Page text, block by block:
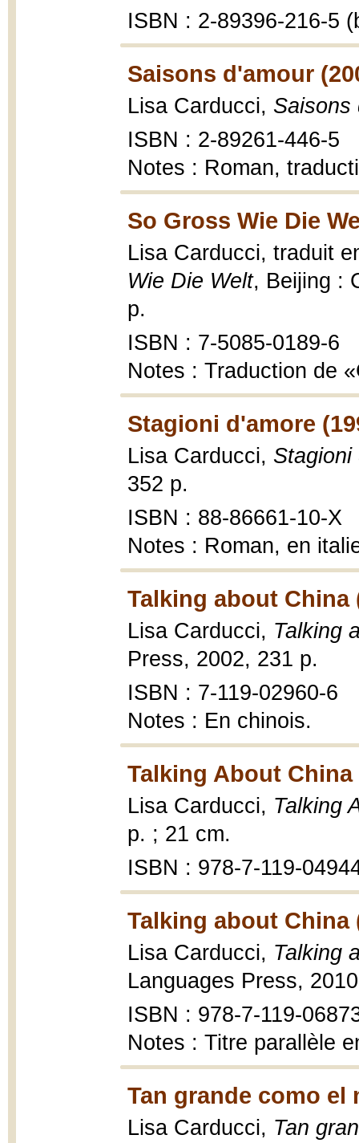
ISBN : 2-89396-216-5
Saisons d'amour
Lisa Carducci, Saisons
ISBN : 2-89261-446-5
Notes : Roman,
So Gross Wie Die
Lisa Carducci, traduit
Wie Die Welt, Beijing :
p.
ISBN : 7-5085-0189-6
Notes : Traduction de
Stagioni d'amore
Lisa Carducci, Stagioni
352 p.
ISBN : 88-86661-10-X
Notes : Roman, en
Talking about China
Lisa Carducci, Talking
Press, 2002, 231 p.
ISBN : 7-119-02960-6
Notes : En chinois.
Talking About China
Lisa Carducci, Talking
p. ; 21 cm.
ISBN : 978-7-119-
Talking about China
Lisa Carducci, Talking
Languages Press, 2010
ISBN : 978-7-119-
Notes : Titre parallèle
Tan grande como el
Lisa Carducci, Tan